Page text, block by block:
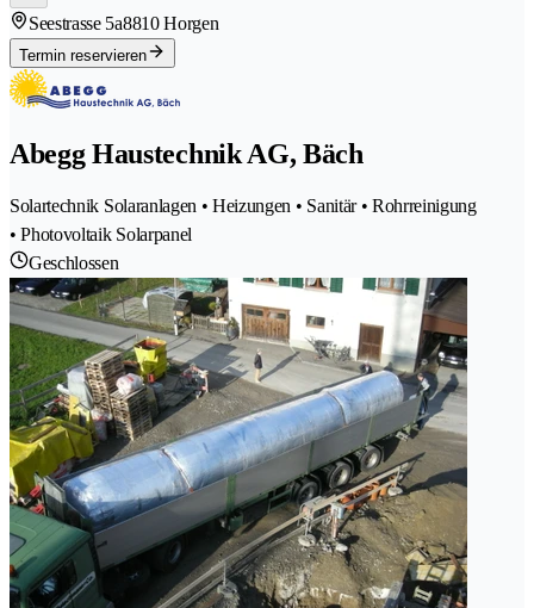
Seestrasse 5a8810 Horgen
Termin reservieren
Abegg Haustechnik AG, Bäch
Solartechnik Solaranlagen • Heizungen • Sanitär • Rohrreinigung
• Photovoltaik Solarpanel
Geschlossen